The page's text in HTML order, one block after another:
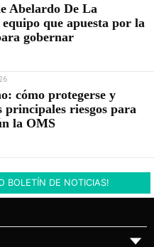
Abelardo De La
que apuesta por la
gobernar
cómo protegerse y
principales riesgos para
la OMS
BOLETÍN DE NOTICIAS!
▼